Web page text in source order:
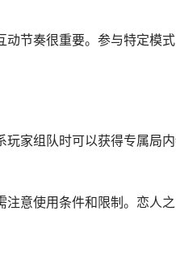
节奏很重要。参与特定模
家组队时可以获得专属局
意使用条件和限制。恋人